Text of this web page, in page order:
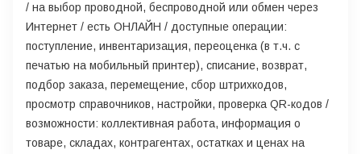
/ на выбор проводной, беспроводной или обмен через
Интернет / есть ОНЛАЙН / доступные операции:
поступление, инвентаризация, переоценка (в т.ч. с
печатью на мобильный принтер), списание, возврат,
подбор заказа, перемещение, сбор штрихкодов,
просмотр справочников, настройки, проверка QR-кодов /
возможности: коллективная работа, информация о
товаре, складах, контрагентах, остатках и ценах на